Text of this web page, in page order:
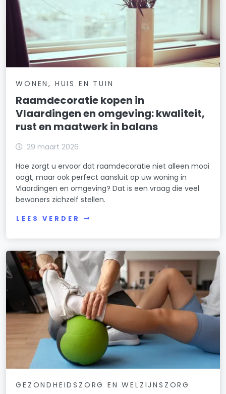
WONEN, HUIS EN TUIN
Raamdecoratie kopen in
Vlaardingen en omgeving: kwaliteit,
rust en maatwerk in balans
29 maart 2026
Hoe zorgt u ervoor dat raamdecoratie niet alleen mooi
oogt, maar ook perfect aansluit op uw woning in
Vlaardingen en omgeving? Dat is een vraag die veel
bewoners zichzelf stellen.
LEES VERDER
GEZONDHEIDSZORG EN WELZIJNSZORG